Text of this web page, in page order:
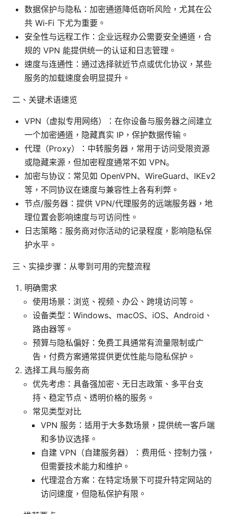
数据保护与隐私：加密通道降低窃听风险，尤其在公
共 Wi‑Fi 下尤为重要。
安全性与远程工作：企业远程办公需要安全通道，合
规的 VPN 能提供统一的认证和日志管理。
速度与连通性：通过选择就近节点或优化协议，某些
服务的加载速度会明显提升。
二、关键术语速览
VPN（虚拟专用网络）：在你设备与服务器之间建立
一个加密通道，隐藏真实 IP，保护数据传输。
代理（Proxy）：中转服务器，常用于访问受限资源
或隐藏来源，但加密程度通常不如 VPN。
加密与协议：常见如 OpenVPN、WireGuard、IKEv2
等，不同协议在速度与兼容性上各有利弊。
节点/服务器：提供 VPN/代理服务的远端服务器，地
理位置会影响速度与可访问性。
日志策略：服务商对你活动的记录程度，影响隐私保
护水平。
三、实操步骤：从零到可用的完整流程
明确需求
使用场景：浏览、视频、办公、跨境访问等。
设备类型：Windows、macOS、iOS、Android、
路由器等。
预算与隐私偏好：免费工具通常有流量限制或广
告，付费方案通常提供更优性能与隐私保护。
选择工具与服务商
优先考虑：具备强加密、无日志政策、多平台支
持、稳定节点、透明价格的服务。
常见类型对比
VPN 服务：适用于大多数场景，提供统一客户端
和多协议选择。
自建 VPN（自建服务器）：费用低、控制力强，
但需要技术能力和维护。
代理混合方案：在特定场景下可提升特定网站的
访问速度，但隐私保护有限。